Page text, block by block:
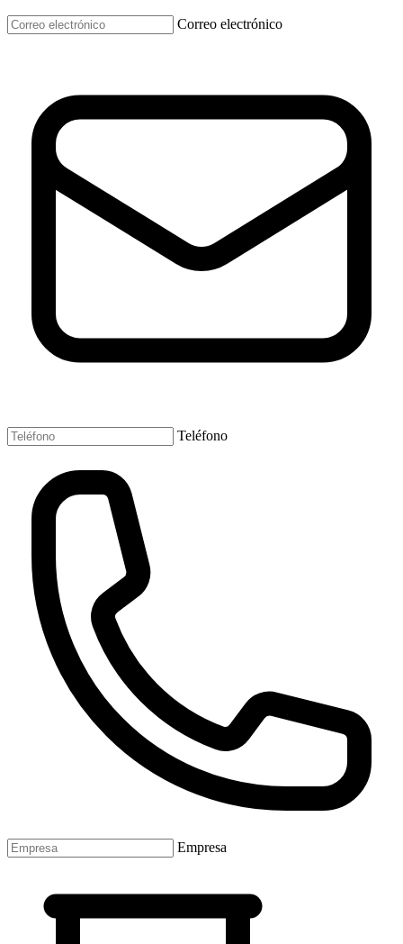
Correo electrónico
Teléfono
Empresa